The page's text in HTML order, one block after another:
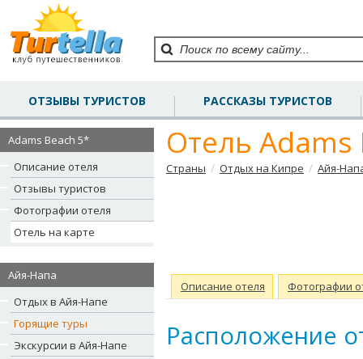
ОТЗЫВЫ ТУРИСТОВ РАССКАЗЫ ТУРИСТОВ
Adams Beach 5*
Описание отеля
Отзывы туристов
Фотографии отеля
Отель на карте
Айя-Напа
Отдых в Айя-Напе
Горящие туры
Экскурсии в Айя-Напе
Отель Adams
Страны / Отдых на Кипре / Айя-
Описание отеля Фотографии
Расположение